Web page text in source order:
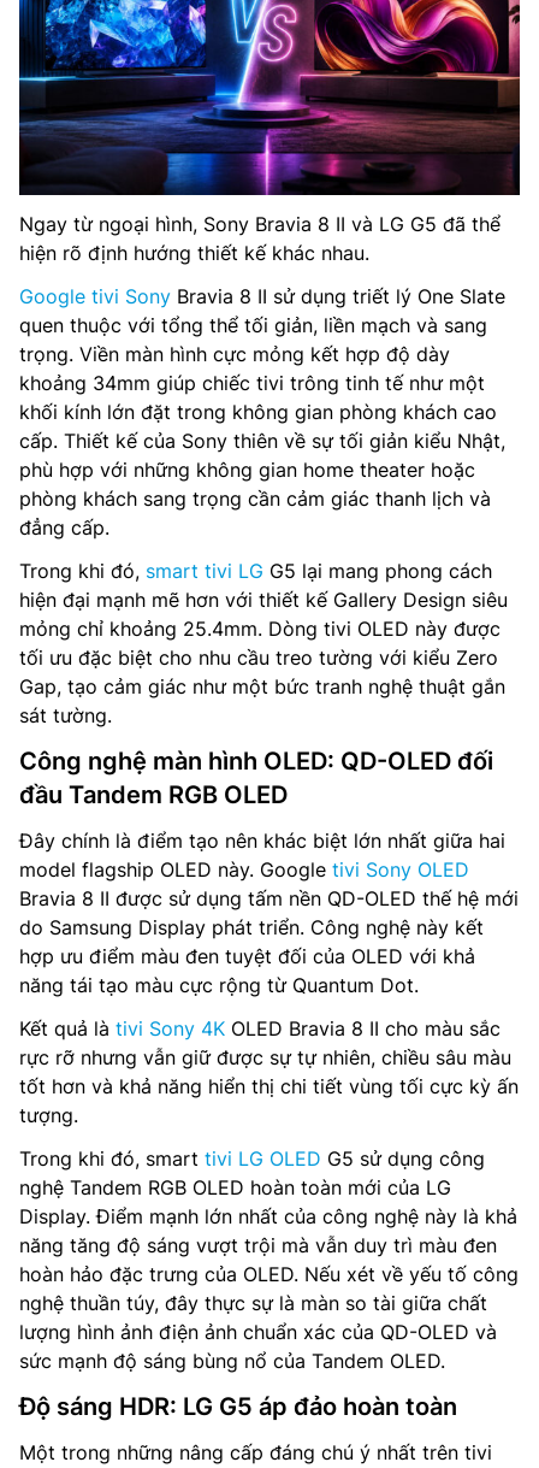
Ngay từ ngoại hình, Sony Bravia 8 II và LG G5 đã thể
hiện rõ định hướng thiết kế khác nhau.
Google tivi Sony Bravia 8 II sử dụng triết lý One Slate
quen thuộc với tổng thể tối giản, liền mạch và sang
trọng. Viền màn hình cực mỏng kết hợp độ dày
khoảng 34mm giúp chiếc tivi trông tinh tế như một
khối kính lớn đặt trong không gian phòng khách cao
cấp. Thiết kế của Sony thiên về sự tối giản kiểu Nhật,
phù hợp với những không gian home theater hoặc
phòng khách sang trọng cần cảm giác thanh lịch và
đẳng cấp.
Trong khi đó, smart tivi LG G5 lại mang phong cách
hiện đại mạnh mẽ hơn với thiết kế Gallery Design siêu
mỏng chỉ khoảng 25.4mm. Dòng tivi OLED này được
tối ưu đặc biệt cho nhu cầu treo tường với kiểu Zero
Gap, tạo cảm giác như một bức tranh nghệ thuật gắn
sát tường.
Công nghệ màn hình OLED: QD-OLED đối
đầu Tandem RGB OLED
Đây chính là điểm tạo nên khác biệt lớn nhất giữa hai
model flagship OLED này. Google tivi Sony OLED
Bravia 8 II được sử dụng tấm nền QD-OLED thế hệ mới
do Samsung Display phát triển. Công nghệ này kết
hợp ưu điểm màu đen tuyệt đối của OLED với khả
năng tái tạo màu cực rộng từ Quantum Dot.
Kết quả là tivi Sony 4K OLED Bravia 8 II cho màu sắc
rực rỡ nhưng vẫn giữ được sự tự nhiên, chiều sâu màu
tốt hơn và khả năng hiển thị chi tiết vùng tối cực kỳ ấn
tượng.
Trong khi đó, smart tivi LG OLED G5 sử dụng công
nghệ Tandem RGB OLED hoàn toàn mới của LG
Display. Điểm mạnh lớn nhất của công nghệ này là khả
năng tăng độ sáng vượt trội mà vẫn duy trì màu đen
hoàn hảo đặc trưng của OLED. Nếu xét về yếu tố công
nghệ thuần túy, đây thực sự là màn so tài giữa chất
lượng hình ảnh điện ảnh chuẩn xác của QD-OLED và
sức mạnh độ sáng bùng nổ của Tandem OLED.
Độ sáng HDR: LG G5 áp đảo hoàn toàn
Một trong những nâng cấp đáng chú ý nhất trên tivi